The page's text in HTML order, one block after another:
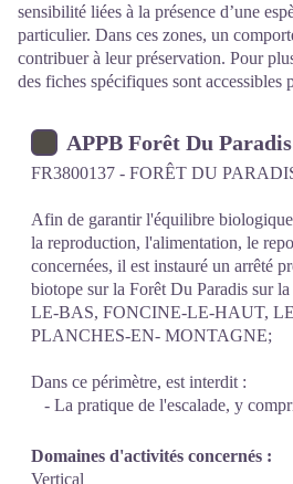
sensibilité liées à la présence d’une
particulier. Dans ces zones, un
contribuer à leur préservation. Pour
des fiches spécifiques sont accessibles
APPB Forêt Du Paradis
FR3800137 - FORÊT DU
Afin de garantir l'équilibre biologique
la reproduction, l'alimentation, le
concernées, il est instauré un arrêté
biotope sur la Forêt Du Paradis sur
LE-BAS, FONCINE-LE-HAUT,
PLANCHES-EN- MONTAGNE;
Dans ce périmètre, est interdit :
- La pratique de l'escalade, y
Domaines d'activités concernés :
Vertical